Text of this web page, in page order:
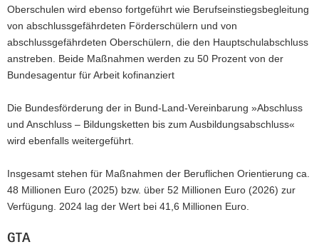
Oberschulen wird ebenso fortgeführt wie Berufseinstiegsbegleitung
von abschlussgefährdeten Förderschülern und von
abschlussgefährdeten Oberschülern, die den Hauptschulabschluss
anstreben. Beide Maßnahmen werden zu 50 Prozent von der
Bundesagentur für Arbeit kofinanziert
Die Bundesförderung der in Bund-Land-Vereinbarung »Abschluss
und Anschluss – Bildungsketten bis zum Ausbildungsabschluss«
wird ebenfalls weitergeführt.
Insgesamt stehen für Maßnahmen der Beruflichen Orientierung ca.
48 Millionen Euro (2025) bzw. über 52 Millionen Euro (2026) zur
Verfügung. 2024 lag der Wert bei 41,6 Millionen Euro.
GTA